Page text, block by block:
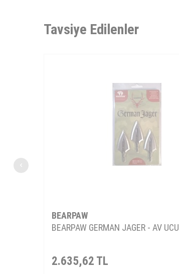
Tavsiye Edilenler
BEARPAW
BEARPAW GERMAN JAGER - AV UCU
2.635,62 TL